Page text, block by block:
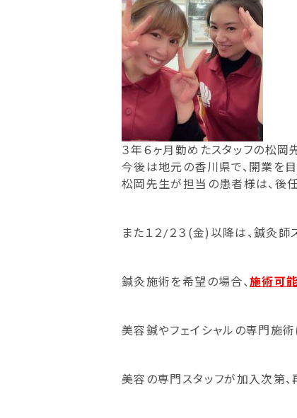
３年６ヶ月勤めたスタッフの松岡
今後は地元の香川県で、開業を
松岡先生が担当の患者様は、後
また１２/２３(金)以降は、鍼灸師
鍼灸施術を希望の場合、施術可
美容鍼やフェイシャルの専門施術
美容の専門スタッフが加入次第、